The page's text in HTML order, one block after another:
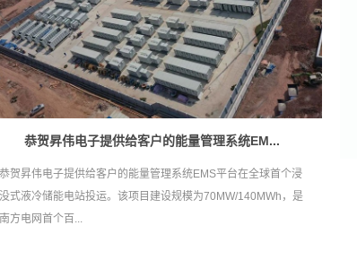
恭贺昇伟电子提供给客户的能量管理系统EM...
恭贺昇伟电子提供给客户的能量管理系统EMS平台在全球首个浸
没式液冷储能电站投运。该项目建设规模为70MW/140MWh，是
南方电网首个百...